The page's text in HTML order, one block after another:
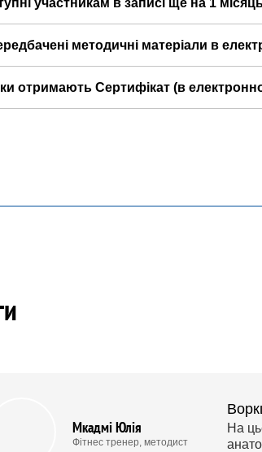
участникам в записі ще на 1
методичні матеріали в
отримають Сертифікат (в
Мкадмі Юлія
Фітнес тренер, методист
На